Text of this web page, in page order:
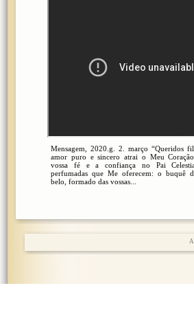
Mensagem, 2020.g. 2. março “Queridos
amor puro e sincero atrai o Meu
vossa fé e a confiança no Pai
perfumadas que Me oferecem: o buquê
belo, formado das vossas...